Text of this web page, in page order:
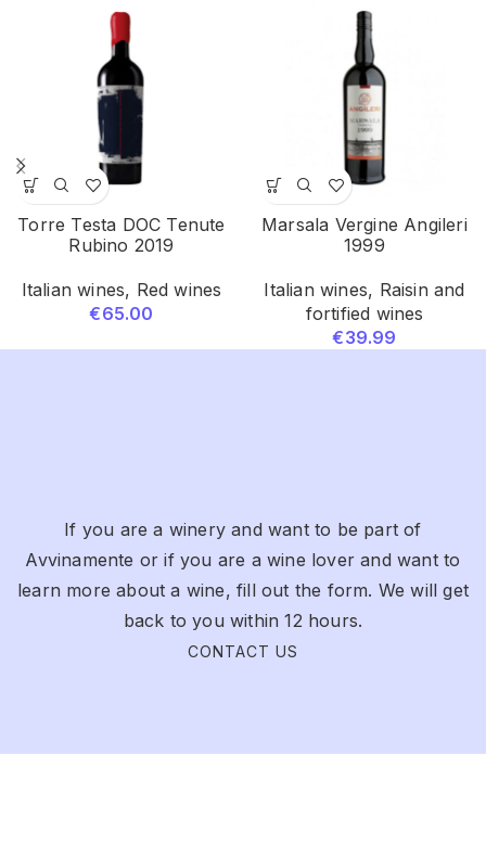
Torre Testa DOC Tenute
Rubino 2019
Italian wines, Red wines
€65.00
Marsala Vergine Angileri
1999
Italian wines, Raisin and
fortified wines
€39.99
If you are a winery and want to be part of
Avvinamente or if you are a wine lover and want to
learn more about a wine, fill out the form. We will get
back to you within 12 hours.
CONTACT US